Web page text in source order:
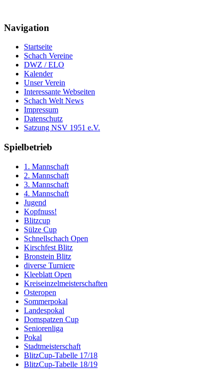
Navigation
Startseite
Schach Vereine
DWZ / ELO
Kalender
Unser Verein
Interessante Webseiten
Schach Welt News
Impressum
Datenschutz
Satzung NSV 1951 e.V.
Spielbetrieb
1. Mannschaft
2. Mannschaft
3. Mannschaft
4. Mannschaft
Jugend
Kopfnuss!
Blitzcup
Sülze Cup
Schnellschach Open
Kirschfest Blitz
Bronstein Blitz
diverse Turniere
Kleeblatt Open
Kreiseinzelmeisterschaften
Osteropen
Sommerpokal
Landespokal
Domspatzen Cup
Seniorenliga
Pokal
Stadtmeisterschaft
BlitzCup-Tabelle 17/18
BlitzCup-Tabelle 18/19